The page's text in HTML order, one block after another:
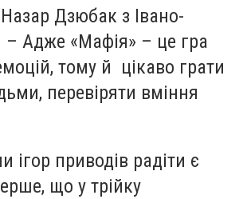
Дзюбак з Івано-
– Адже «Мафія» – це гра
тому й цікаво грати
перевіряти вміння
ігор приводів радіти є
що у трійку